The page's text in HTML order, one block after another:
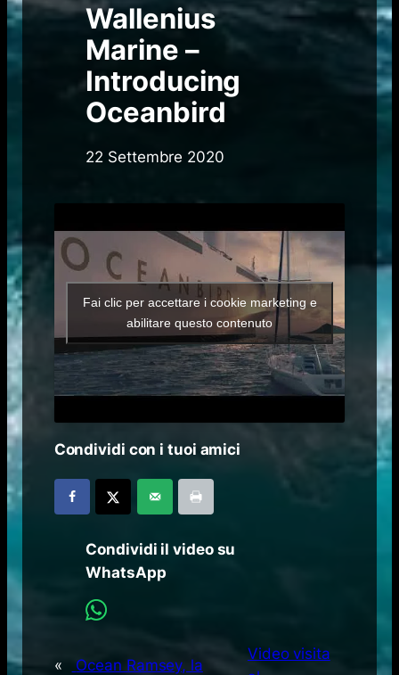
Wallenius
Marine –
Introducing
Oceanbird
22 Settembre 2020
Fai clic per accettare i cookie marketing e
abilitare questo contenuto
Condividi con i tuoi amici
Condividi il video su
WhatsApp
«
Ocean Ramsey, la
Video visita